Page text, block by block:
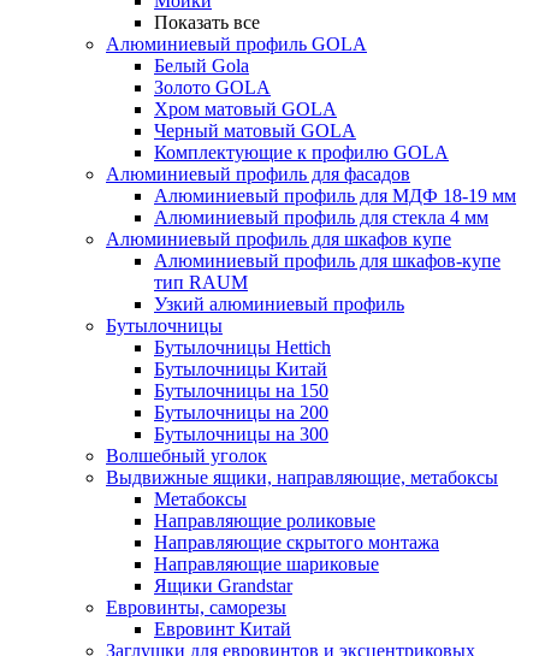
Показать все
Алюминиевый профиль GOLA
Белый Gola
Золото GOLA
Хром матовый GOLA
Черный матовый GOLA
Комплектующие к профилю GOLA
Алюминиевый профиль для фасадов
Алюминиевый профиль для МДФ 18-19 мм
Алюминиевый профиль для стекла 4 мм
Алюминиевый профиль для шкафов купе
Алюминиевый профиль для шкафов-купе
тип RAUM
Узкий алюминиевый профиль
Бутылочницы
Бутылочницы Hettich
Бутылочницы Китай
Бутылочницы на 150
Бутылочницы на 200
Бутылочницы на 300
Волшебный уголок
Выдвижные ящики, направляющие, метабоксы
Метабоксы
Направляющие роликовые
Направляющие скрытого монтажа
Направляющие шариковые
Ящики Grandstar
Евровинты, саморезы
Евровинт Китай
Заглушки для евровинтов и эксцентриковых